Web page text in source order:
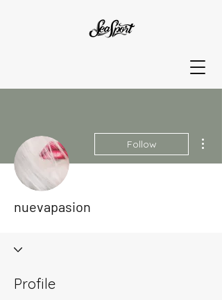
Follow
nuevapasion
Profile